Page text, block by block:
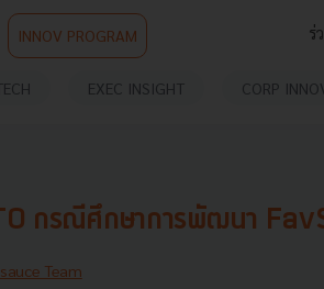
INNOV PROGRAM ร่
EXEC INSIGHT CORP
กรณีศึกษาการพัฒนา
Team